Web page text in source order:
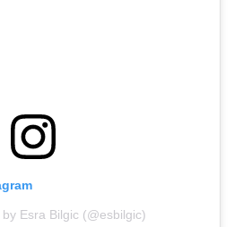
Esra Bilgic (@esbilgic)